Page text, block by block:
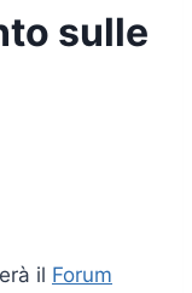
sulle
il Forum